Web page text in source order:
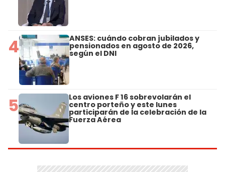
4 ANSES: cuándo cobran jubilados y
pensionados en agosto de 2026,
según el DNI
5 Los aviones F 16 sobrevolarán el
centro porteño y este lunes
participarán de la celebración de la
Fuerza Aérea